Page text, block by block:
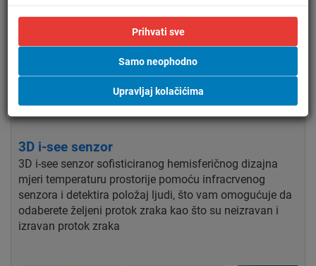
3D i-see senzor
3D i-see senzor sofisticiranog hemisferičnog dizajna
mjeri temperaturu prostorije pomoću infracrvenog
senzora i detektira položaj ljudi, što vam omogućuje da
odaberete željeni protok zraka kao što su neizravan i
izravan protok zraka
Prihvati sve
Samo neophodno
Upravljaj kolačićima